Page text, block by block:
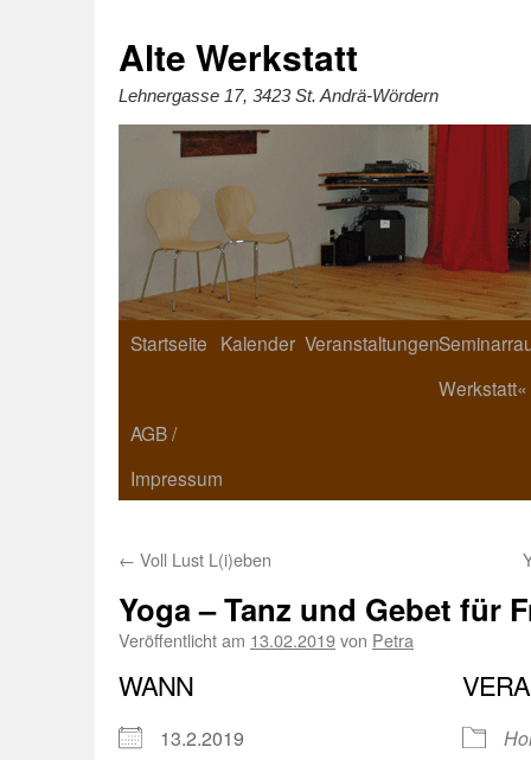
Alte Werkstatt
Lehnergasse 17, 3423 St. Andrä-Wördern
Startseite Kalender Veranstaltungen
Werkstatt«
AGB /
Impressum
← Voll Lust L(i)eben
Yoga – Tanz und Gebet für
Veröffentlicht am 13.02.2019von Petra
WANN
13.2.2019